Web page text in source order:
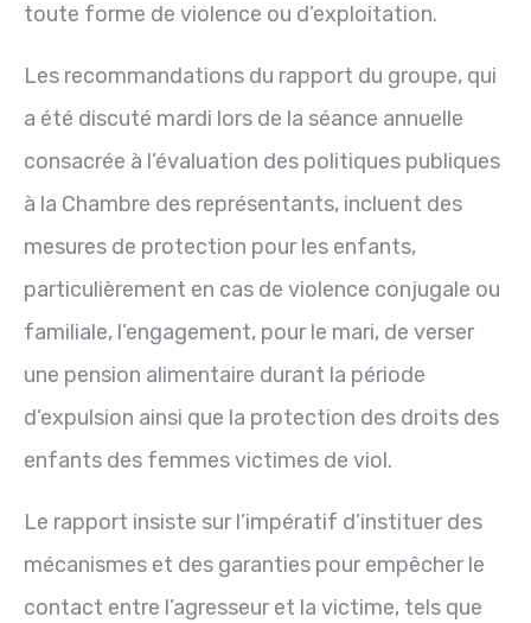
toute forme de violence ou d’exploitation.
Les recommandations du rapport du groupe, qui
a été discuté mardi lors de la séance annuelle
consacrée à l’évaluation des politiques publiques
à la Chambre des représentants, incluent des
mesures de protection pour les enfants,
particulièrement en cas de violence conjugale ou
familiale, l’engagement, pour le mari, de verser
une pension alimentaire durant la période
d’expulsion ainsi que la protection des droits des
enfants des femmes victimes de viol.
Le rapport insiste sur l’impératif d’instituer des
mécanismes et des garanties pour empêcher le
contact entre l’agresseuret la victime, tels que